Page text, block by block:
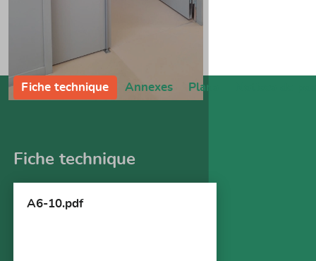
Fiche technique Annexes Plans
Fiche technique
A6-10.pdf